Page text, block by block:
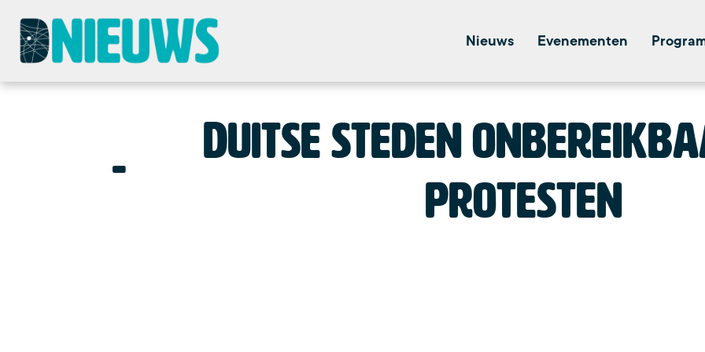
Nieuws Evenementen
Duitse steden
protesten